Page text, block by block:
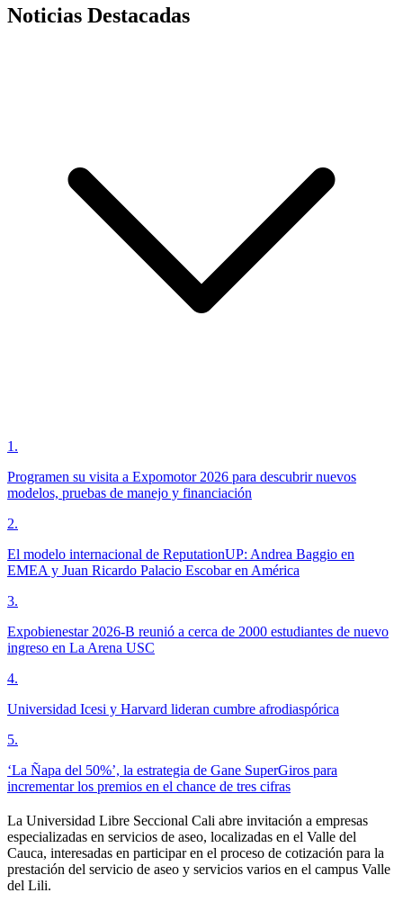
Noticias Destacadas
1 .
Programen su visita a Expomotor 2026 para descubrir nuevos
modelos, pruebas de manejo y financiación
2.
El modelo internacional de ReputationUP: Andrea Baggio en
EMEA y Juan Ricardo Palacio Escobar en América
3.
Expobienestar 2026-B reunió a cerca de 2000 estudiantes de nuevo
ingreso en La Arena USC
4.
Universidad Icesi y Harvard lideran cumbre afrodiaspórica
5.
‘La Ñapa del 50%’, la estrategia de Gane SuperGiros para
incrementar los premios en el chance de tres cifras
La Universidad Libre Seccional Cali abre invitación a empresas
especializadas en servicios de aseo, localizadas en el Valle del
Cauca, interesadas en participar en el proceso de cotización para la
prestación del servicio de aseo y servicios varios en el campus Valle
del Lili.